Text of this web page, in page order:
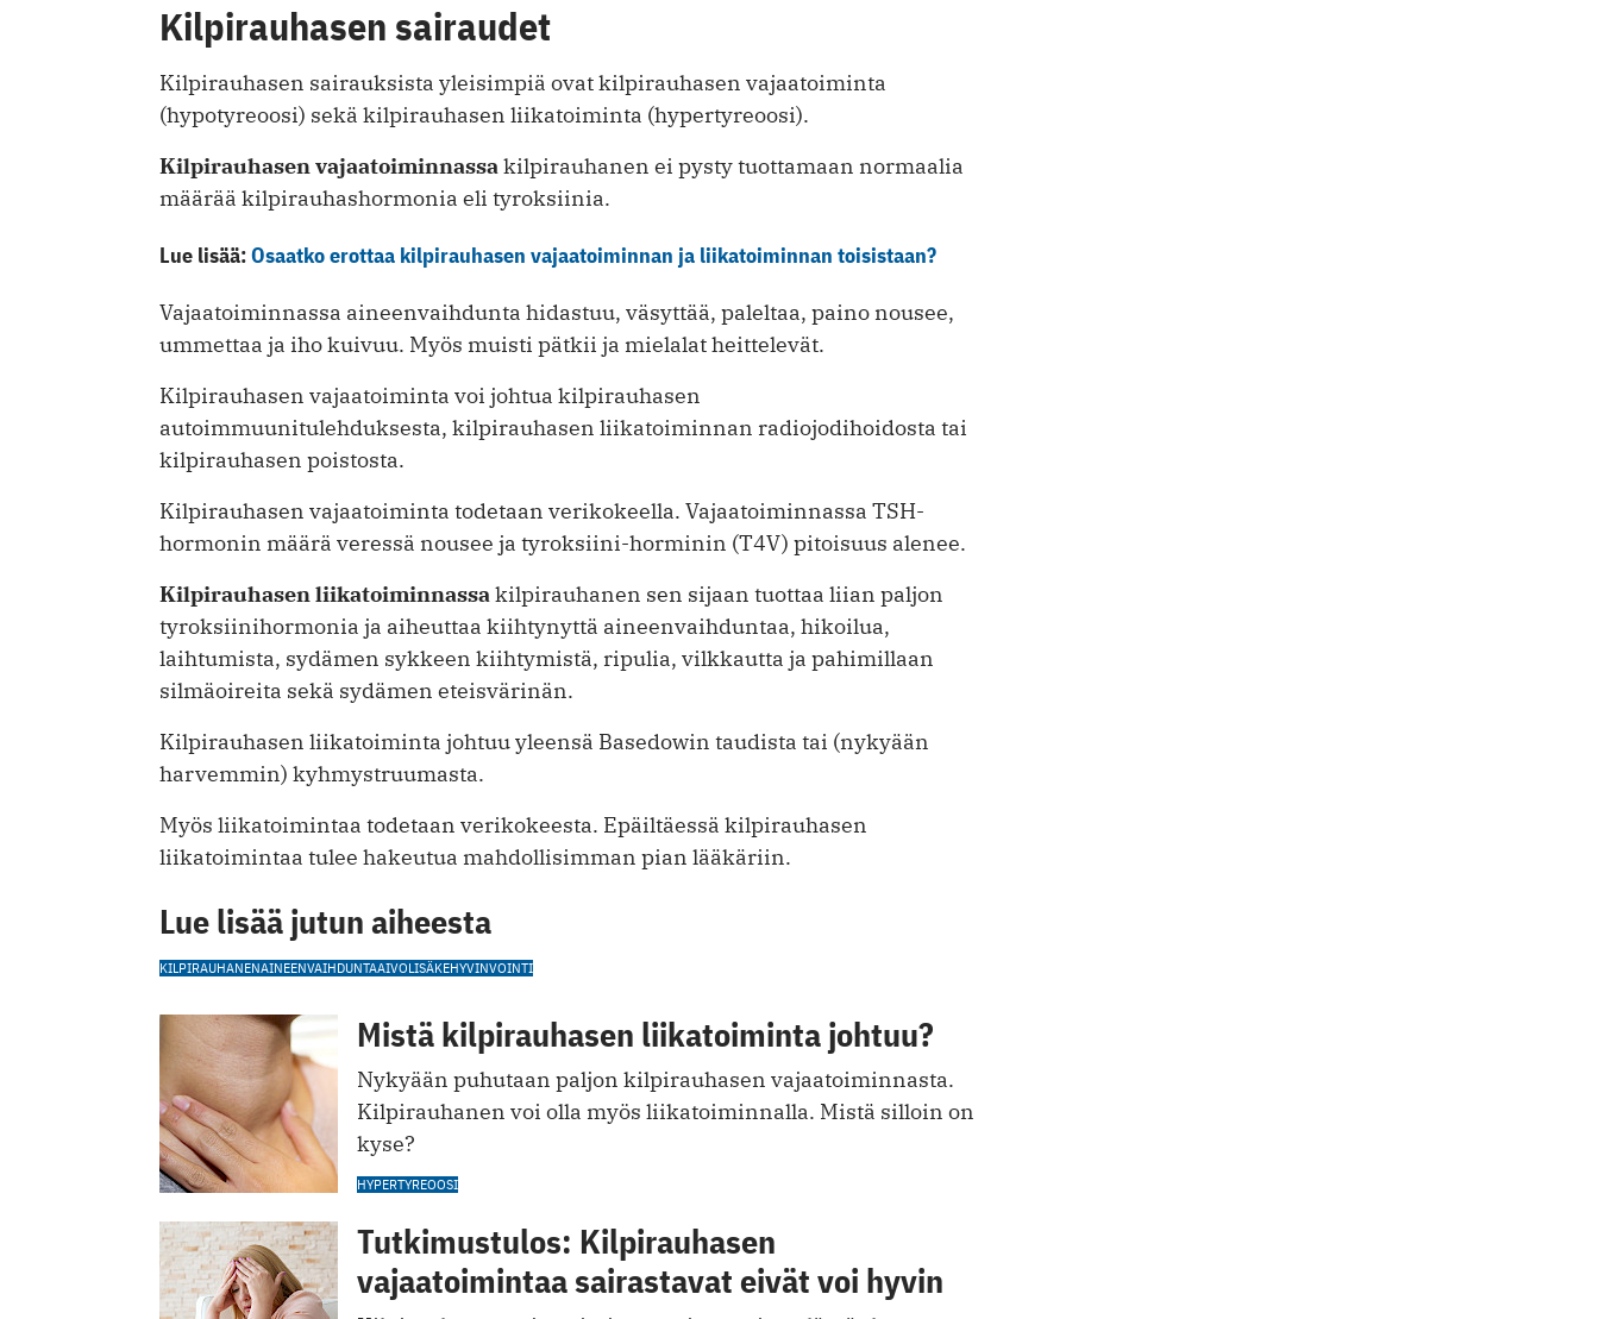
Kilpirauhasen sairaudet
Kilpirauhasen sairauksista yleisimpiä ovat kilpirauhasen vajaatoiminta
(hypotyreoosi) sekä kilpirauhasen liikatoiminta (hypertyreoosi).
Kilpirauhasen vajaatoiminnassakilpirauhanen ei pysty tuottamaan normaalia
määrää kilpirauhashormonia eli tyroksiinia.
Lue lisää:Osaatko erottaa kilpirauhasen vajaatoiminnan ja liikatoiminnan toisistaan?
Vajaatoiminnassa aineenvaihdunta hidastuu, väsyttää, paleltaa, paino nousee,
ummettaa ja iho kuivuu. Myös muisti pätkii ja mielalat heittelevät.
Kilpirauhasen vajaatoiminta voi johtua kilpirauhasen
autoimmuunitulehduksesta, kilpirauhasen liikatoiminnan radiojodihoidosta tai
kilpirauhasen poistosta.
Kilpirauhasen vajaatoiminta todetaan verikokeella. Vajaatoiminnassa TSH-
hormonin määrä veressä nousee ja tyroksiini-horminin (T4V) pitoisuus alenee.
Kilpirauhasen liikatoiminnassakilpirauhanen sen sijaan tuottaa liian paljon
tyroksiinihormonia ja aiheuttaa kiihtynyttä aineenvaihduntaa, hikoilua,
laihtumista, sydämen sykkeen kiihtymistä, ripulia, vilkkautta ja pahimillaan
silmäoireita sekä sydämen eteisvärinän.
Kilpirauhasen liikatoiminta johtuu yleensä Basedowin taudista tai (nykyään
harvemmin) kyhmystruumasta.
Myös liikatoimintaa todetaan verikokeesta. Epäiltäessä kilpirauhasen
liikatoimintaa tulee hakeutua mahdollisimman pian lääkäriin.
Lue lisää jutun aiheesta
KILPIRAUHANENAINEENVAIHDUNTAAIVOLISÄKEHYVINVOINTI
Mistä kilpirauhasen liikatoiminta johtuu?
Nykyään puhutaan paljon kilpirauhasen vajaatoiminnasta.
Kilpirauhanen voi olla myös liikatoiminnalla. Mistä silloin on
kyse?
HYPERTYREOOSI
Tutkimustulos: Kilpirauhasen
vajaatoimintaa sairastavat eivät voi hyvin